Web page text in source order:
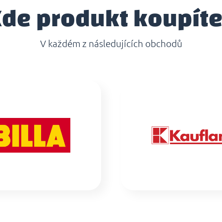
produkt
V každém z následujících obchodů